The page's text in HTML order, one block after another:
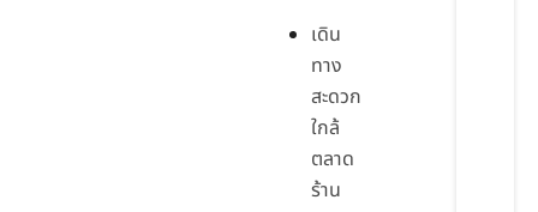
เดิน
ทาง
สะดวก
ใกล้
ตลาด
ร้าน